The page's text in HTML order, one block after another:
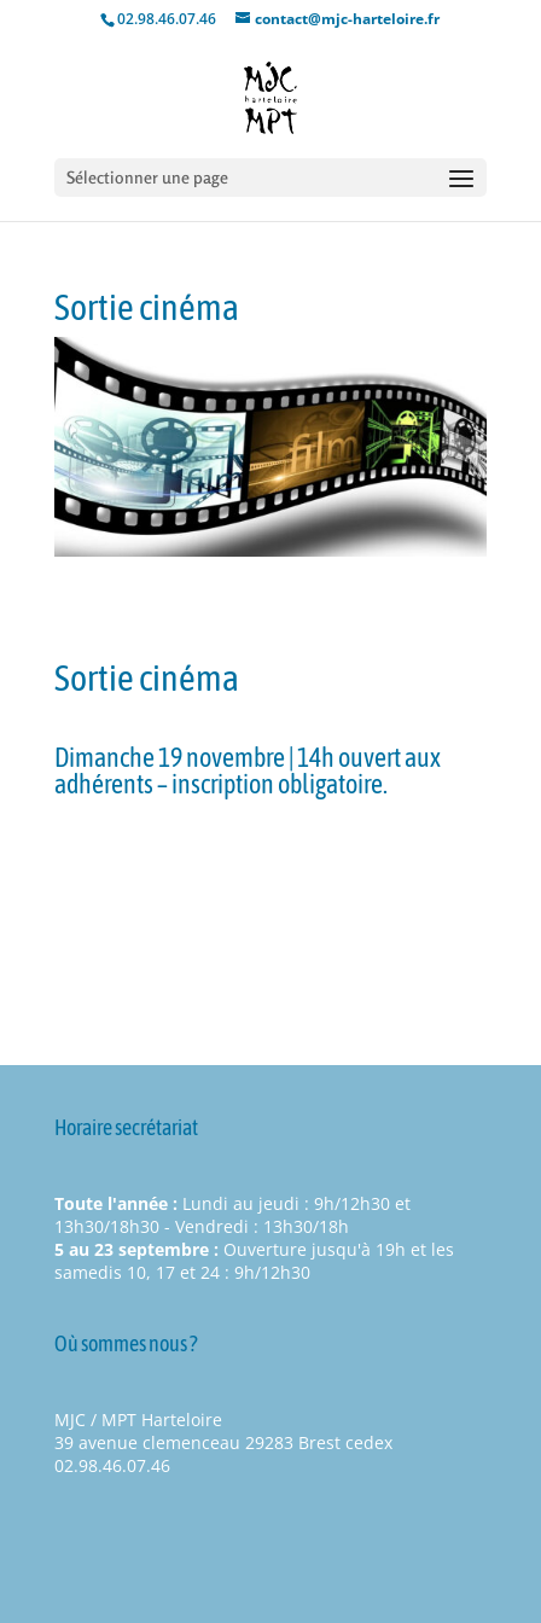
02.98.46.07.46 contact@mjc-harteloire.fr
Sélectionner une page
Sortie cinéma
Sortie cinéma
Dimanche 19 novembre| 14h ouvert aux
adhérents – inscription obligatoire.
Horaire secrétariat
Toute l'année : Lundi au jeudi : 9h/12h30 et
13h30/18h30 - Vendredi : 13h30/18h
5 au 23 septembre : Ouverture jusqu'à 19h et les
samedis 10, 17 et 24 : 9h/12h30
Où sommes nous ?
MJC / MPT Harteloire
39 avenue clemenceau 29283 Brest cedex
02.98.46.07.46